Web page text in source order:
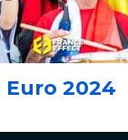
Euro 2024